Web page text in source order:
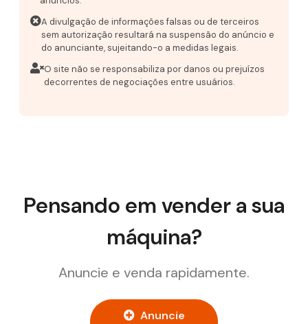
A divulgação de informações falsas ou de terceiros
sem autorização resultará na suspensão do anúncio e
do anunciante, sujeitando-o a medidas legais.
O site não se responsabiliza por danos ou prejuízos
decorrentes de negociações entre usuários.
Pensando em vender a sua
máquina?
Anuncie e venda rapidamente.
Anuncie